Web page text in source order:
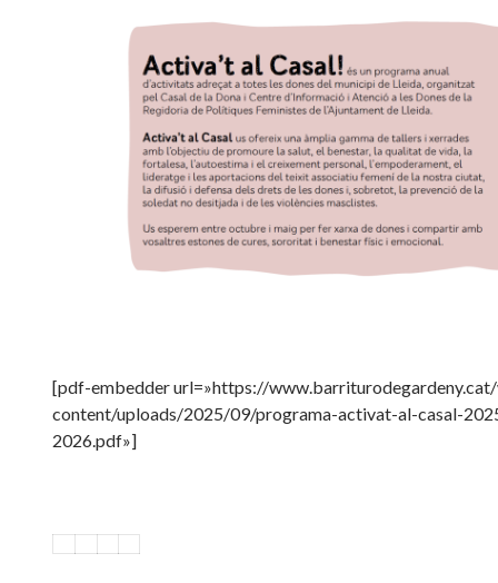
[pdf-embedder url=»https://
content/uploads/2025/09/programa-activat-al-casal-
2026.pdf»]